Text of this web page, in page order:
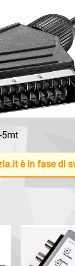
5mt
è in fase di